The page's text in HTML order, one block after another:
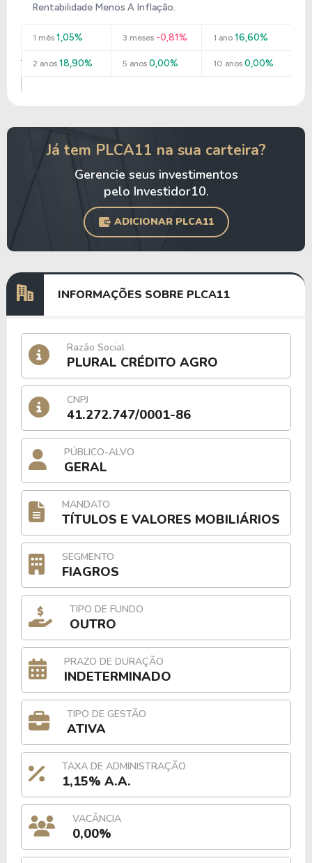
Rentabilidade Menos A Inflação.
1 mês 1,05% 3 meses -0,81% 1 ano16,60%
2 anos 18,90% 5 anos 0,00% 10 anos0,00%
Já tem PLCA11 na sua carteira?
Gerencie seus investimentos
pelo Investidor10.
ADICIONAR PLCA11
INFORMAÇÕES SOBRE PLCA11
Razão Social
PLURAL CRÉDITO AGRO
CNPJ
41.272.747/0001-86
PÚBLICO-ALVO
GERAL
MANDATO
TÍTULOS E VALORES MOBILIÁRIOS
SEGMENTO
FIAGROS
TIPO DE FUNDO
OUTRO
PRAZO DE DURAÇÃO
INDETERMINADO
TIPO DE GESTÃO
ATIVA
TAXA DE ADMINISTRAÇÃO
1,15% A.A.
VACÂNCIA
0,00%